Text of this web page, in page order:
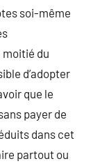
soi-même
moitié du
d’adopter
que le
payer de
dans cet
partout ou